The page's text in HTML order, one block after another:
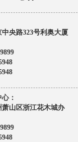
央路323号利奥大厦
：
山区浙江花木城办